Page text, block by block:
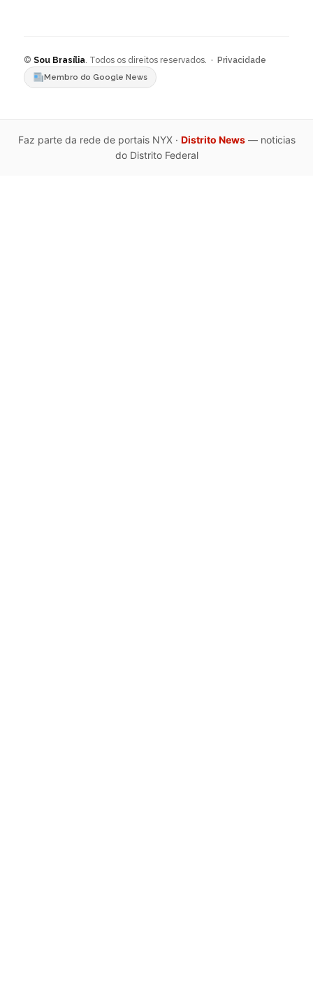
© Sou Brasília. Todos os direitos reservados. · Privacidade
Membro do Google News
Faz parte da rede de portais NYX · Distrito News— noticias
do Distrito Federal